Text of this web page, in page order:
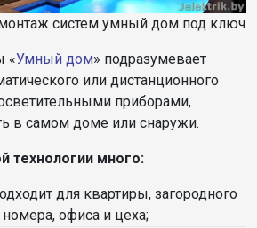
систем умный дом под ключ
«Умный дом» подразумевает
или дистанционного
приборами,
в самом доме или снаружи.
технологии много:
для квартиры, загородного
офиса и цеха;